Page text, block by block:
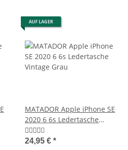
AUF LAGER
MATADOR Apple iPhone SE
2020 6 6s Ledertasche
Vintage Grau
24,95 € *